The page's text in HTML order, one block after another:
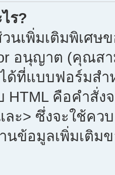
ร?
นเพิ่มเติมพิเศษ
อนุญาต (คุณส
ด้ที่แบบฟอร์มสำ
คือคำสั่ง
ละ> ซึ่งจะใช้ค
ข้อมูลเพิ่มเติม